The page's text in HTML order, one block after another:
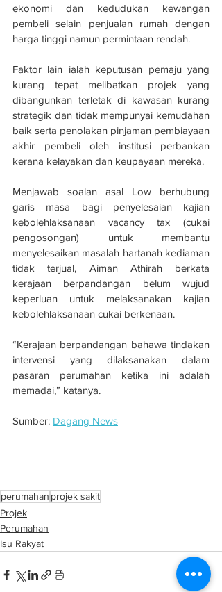
ekonomi dan kedudukan kewangan
pembeli selain penjualan rumah dengan
harga tinggi namun permintaan rendah.
Faktor lain ialah keputusan pemaju yang
kurang tepat melibatkan projek yang
dibangunkan terletak di kawasan kurang
strategik dan tidak mempunyai kemudahan
baik serta penolakan pinjaman pembiayaan
akhir pembeli oleh institusi perbankan
kerana kelayakan dan keupayaan mereka.
Menjawab soalan asal Low berhubung
garis masa bagi penyelesaian kajian
kebolehlaksanaan vacancy tax (cukai
pengosongan) untuk membantu
menyelesaikan masalah hartanah kediaman
tidak terjual, Aiman Athirah berkata
kerajaan berpandangan belum wujud
keperluan untuk melaksanakan kajian
kebolehlaksanaan cukai berkenaan.
“Kerajaan berpandangan bahawa tindakan
intervensi yang dilaksanakan dalam
pasaran perumahan ketika ini adalah
memadai,” katanya.
Sumber: Dagang News
perumahan projek sakit
Projek
Perumahan
Isu Rakyat